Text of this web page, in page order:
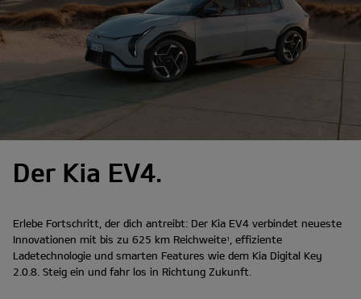
Der Kia EV4.
Erlebe Fortschritt, der dich antreibt: Der Kia EV4 verbindet neueste
Innovationen mit bis zu 625 km Reichweite1 , effiziente
Ladetechnologie und smarten Features wie dem Kia Digital Key
2.0.8. Steig ein und fahr los in Richtung Zukunft.